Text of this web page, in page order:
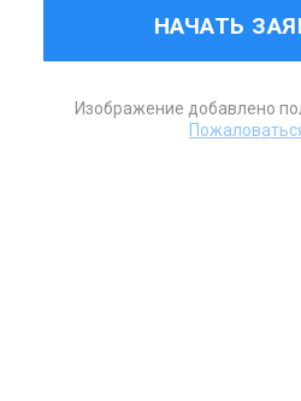
НАЧАТЬ
Изображение добавлено